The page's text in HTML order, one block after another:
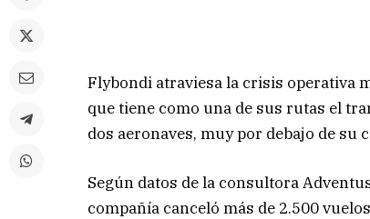
Flybondi atraviesa la crisis operativa
que tiene como una de sus rutas el
dos aeronaves, muy por debajo de su
Según datos de la consultora
compañía canceló más de 2.500